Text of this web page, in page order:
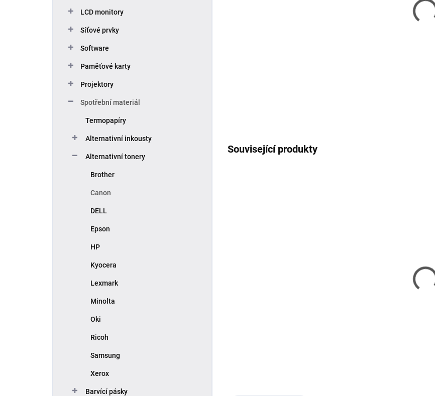
LCD monitory
Síťové prvky
Software
Paměťové karty
Projektory
Spotřební materiál
Termopapíry
Alternativní inkousty
Alternativní tonery
Brother
Canon
DELL
Epson
HP
Kyocera
Lexmark
Minolta
Oki
Ricoh
Samsung
Xerox
Barvící pásky
Související produkty